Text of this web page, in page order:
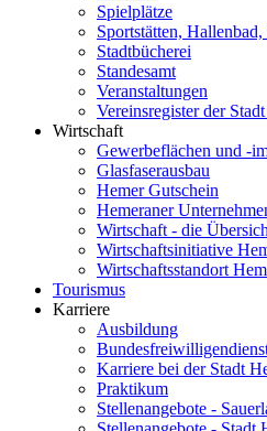
Spielplätze
Sportstätten, Hallenbad,
Stadtbücherei
Standesamt
Veranstaltungen
Vereinsregister der
Wirtschaft
Gewerbeflächen und -
Glasfaserausbau
Hemer Gutschein
Hemeraner
Wirtschaft - die
Wirtschaftsinitiative
Wirtschaftsstandort
Tourismus
Karriere
Ausbildung
Karriere bei der Stadt
Praktikum
Stellenangebote -